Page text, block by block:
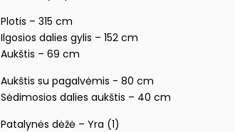
Plotis – 315 cm
Ilgosios dalies gylis – 152 cm
Aukštis – 69 cm
Aukštis su pagalvėmis - 80 cm
Sėdimosios dalies aukštis – 40 cm
Patalynės dėžė – Yra (1)